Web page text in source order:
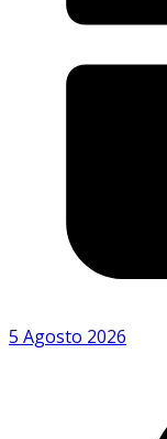
5 Agosto 2026